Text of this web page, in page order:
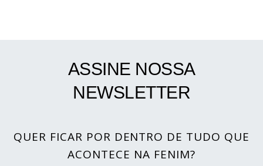
ASSINE NOSSA
NEWSLETTER
QUER FICAR POR DENTRO DE TUDO QUE
ACONTECE NA FENIM?